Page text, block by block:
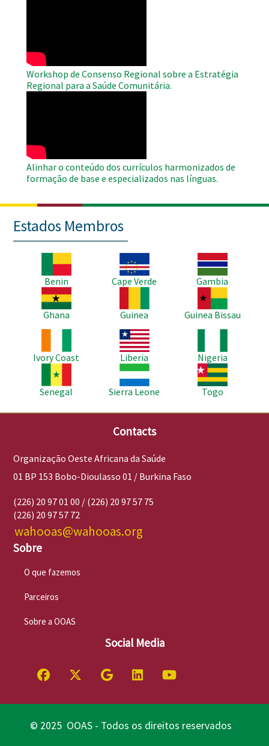
Workshop de Consenso Regional sobre a Estratégia
Regional para a Saúde Comunitária.
Alinhar o conteúdo dos currículos harmonizados de
formação de base e especializados nas línguas.
Estados Membros
Benin
Imagem
Cape Verde
Imagem
Gambia
Imagem
Ghana
Guinea
Imagem
Guinea Bissau
Ivory Coast
Imagem
Liberia
Nigeria
Imagem
Senegal
Imagem
Sierra Leone
Imagem
Togo
Contacts
Organização Oeste Africana da Saúde
01 BP 153 Bobo-Dioulasso 01 / Burkina Faso
(226) 20 97 01 00 / (226) 20 97 57 75
(226) 20 97 57 72
wahooas@wahooas.org
Sobre
O que fazemos
Parceiros
Sobre a OOAS
Social Media
© 2025 OOAS - Todos os direitos reservados